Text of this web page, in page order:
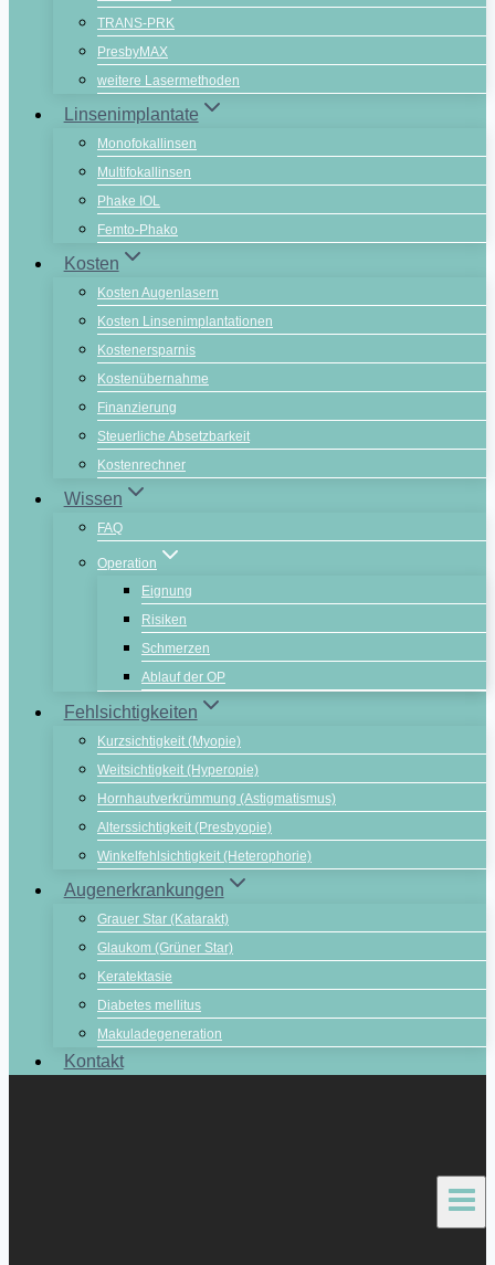
TRANS-PRK
PresbyMAX
weitere Lasermethoden
Linsenimplantate
Monofokallinsen
Multifokallinsen
Phake IOL
Femto-Phako
Kosten
Kosten Augenlasern
Kosten Linsenimplantationen
Kostenersparnis
Kostenübernahme
Finanzierung
Steuerliche Absetzbarkeit
Kostenrechner
Wissen
FAQ
Operation
Eignung
Risiken
Schmerzen
Ablauf der OP
Fehlsichtigkeiten
Kurzsichtigkeit (Myopie)
Weitsichtigkeit (Hyperopie)
Hornhautverkrümmung (Astigmatismus)
Alterssichtigkeit (Presbyopie)
Winkelfehlsichtigkeit (Heterophorie)
Augenerkrankungen
Grauer Star (Katarakt)
Glaukom (Grüner Star)
Keratektasie
Diabetes mellitus
Makuladegeneration
Kontakt